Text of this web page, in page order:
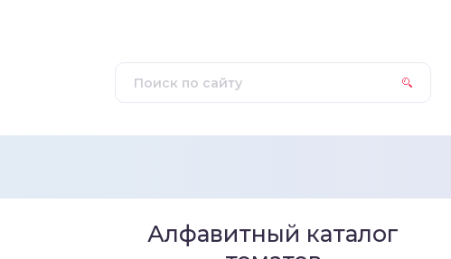
Алфавитный каталог